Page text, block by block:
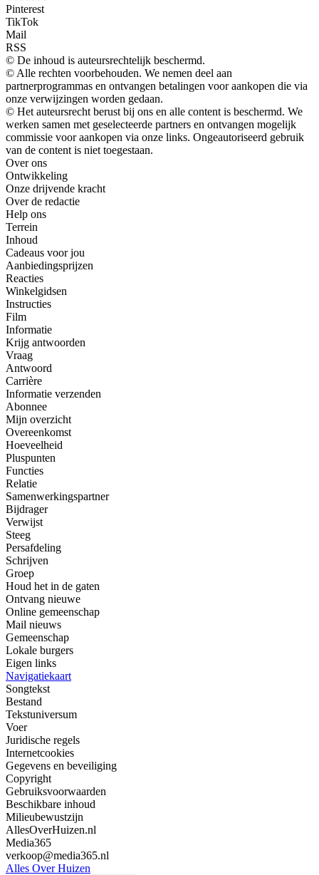
Pinterest
TikTok
Mail
RSS
© De inhoud is auteursrechtelijk beschermd.
© Alle rechten voorbehouden. We nemen deel aan
partnerprogrammas en ontvangen betalingen voor aankopen die via
onze verwijzingen worden gedaan.
© Het auteursrecht berust bij ons en alle content is beschermd. We
werken samen met geselecteerde partners en ontvangen mogelijk
commissie voor aankopen via onze links. Ongeautoriseerd gebruik
van de content is niet toegestaan.
Over ons
Ontwikkeling
Onze drijvende kracht
Over de redactie
Help ons
Terrein
Inhoud
Cadeaus voor jou
Aanbiedingsprijzen
Reacties
Winkelgidsen
Instructies
Film
Informatie
Krijg antwoorden
Vraag
Antwoord
Carrière
Informatie verzenden
Abonnee
Mijn overzicht
Overeenkomst
Hoeveelheid
Pluspunten
Functies
Relatie
Samenwerkingspartner
Bijdrager
Verwijst
Steeg
Persafdeling
Schrijven
Groep
Houd het in de gaten
Ontvang nieuwe
Online gemeenschap
Mail nieuws
Gemeenschap
Lokale burgers
Eigen links
Navigatiekaart
Songtekst
Bestand
Tekstuniversum
Voer
Juridische regels
Internetcookies
Gegevens en beveiliging
Copyright
Gebruiksvoorwaarden
Beschikbare inhoud
Milieubewustzijn
AllesOverHuizen.nl
Media365
verkoop@media365.nl
Alles Over Huizen